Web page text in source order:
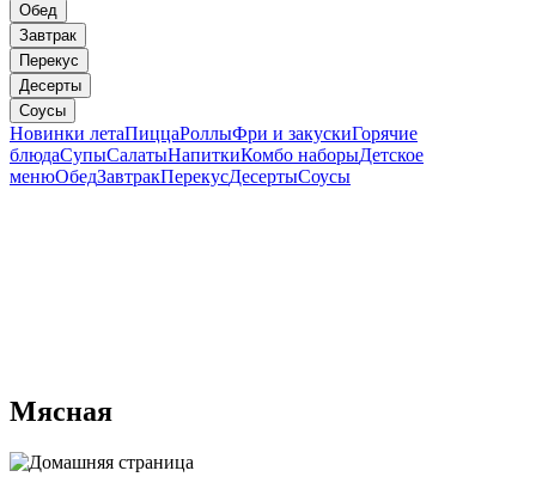
Обед
Завтрак
Перекус
Десерты
Соусы
Новинки летаПиццаРоллыФри и закускиГорячие
блюдаСупыСалатыНапиткиКомбо наборыДетское
менюОбедЗавтракПерекусДесертыСоусы
Мясная